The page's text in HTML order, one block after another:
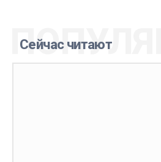
Сейчас читают